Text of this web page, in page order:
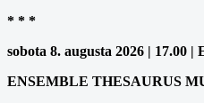
* * *
sobota 8. augusta 2026 | 17.00 |
ENSEMBLE THESAURUS